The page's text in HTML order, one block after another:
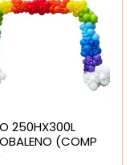
250HX300L
(COMP